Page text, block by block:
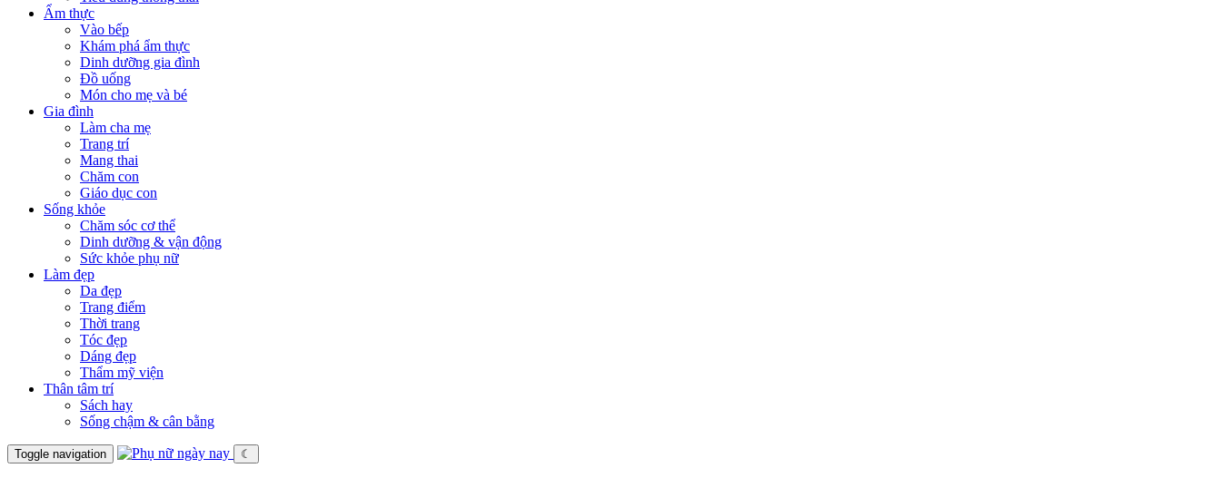
Ẩm thực
Vào bếp
Khám phá ẩm thực
Dinh dưỡng gia đình
Đồ uống
Món cho mẹ và bé
Gia đình
Làm cha mẹ
Trang trí
Mang thai
Chăm con
Giáo dục con
Sống khỏe
Chăm sóc cơ thể
Dinh dưỡng & vận động
Sức khỏe phụ nữ
Làm đẹp
Da đẹp
Trang điểm
Thời trang
Tóc đẹp
Dáng đẹp
Thẩm mỹ viện
Thân tâm trí
Sách hay
Sống chậm & cân bằng
Toggle navigation ☾